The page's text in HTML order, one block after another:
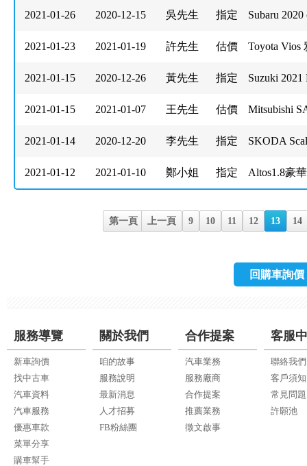
2021-01-26 2020-12-15 吳先生 指定 Subaru 2020
2021-01-23 2021-01-19 許先生 估價 Toyota Vios
2021-01-15 2020-12-26 黃先生 指定 Suzuki
2021-01-15 2021-01-07 王先生 估價 Mitsubishi
2021-01-14 2020-12-20 李先生 指定 SKODA
2021-01-12 2021-01-10 鄭小姐 指定 Altos1.8豪華
第一頁 上一頁 9 10 11 12 13 14
回購車詢價
服務導覽
新車詢價
找中古車
汽車資料
汽車服務
優惠車款
菜單分享
購車幫手
關於我們
咱的故事
服務說明
最新消息
人才招募
FB粉絲團
合作提案
汽車業務
服務廠商
合作提案
推薦業務
徵文啟事
客服
聯絡我們
客戶須知
常見問題
許願池